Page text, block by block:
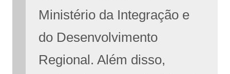
Ministério da Integração e
do Desenvolvimento
Regional. Além disso,